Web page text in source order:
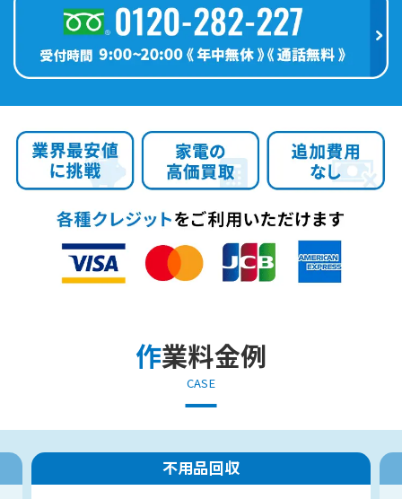
作業料金例
CASE
不用品回収